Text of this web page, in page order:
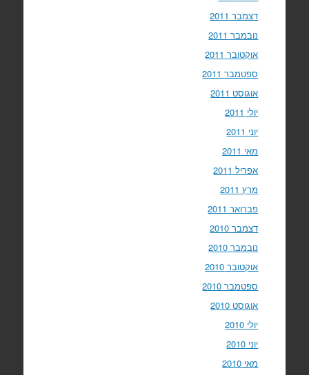
דצמבר 2011
נובמבר 2011
אוקטובר 2011
ספטמבר 2011
אוגוסט 2011
יולי 2011
יוני 2011
מאי 2011
אפריל 2011
מרץ 2011
פברואר 2011
דצמבר 2010
נובמבר 2010
אוקטובר 2010
ספטמבר 2010
אוגוסט 2010
יולי 2010
יוני 2010
מאי 2010